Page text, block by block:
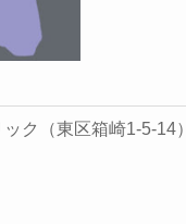
ク（東区箱崎1-5-14）